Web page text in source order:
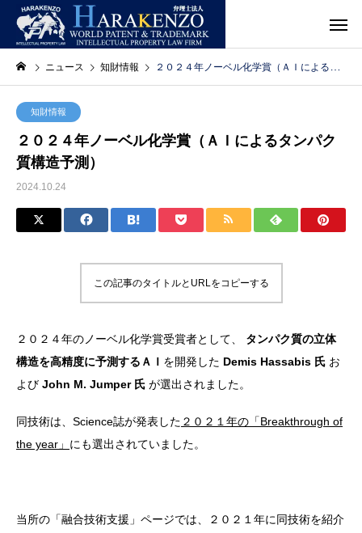
ニュース 知財情報 ２０２４年ノーベル化学賞（ＡＩによるタンパク質構造予測）
知財情報
２０２４年ノーベル化学賞（ＡＩによるタンパク
質構造予測）
2024.10.24
この記事のタイトルとURLをコピーする
２０２４年のノーベル化学賞受賞者として、
タンパク質の立体
構造を高精度に予測するＡＩ を開発した Demis Hassabis 氏 お
よび John M. Jumper 氏 が選出されました。
同技術は、Science誌が発表した ２０２１年の「Breakthrough of
the year」 にも選出されていました。
当所の「融合技術支援」ページでは、２０２１年に同技術を紹介